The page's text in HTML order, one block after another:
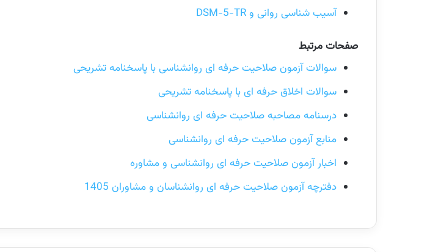
آسیب شناسی روانی و DSM-5-TR
صفحات مرتبط
سوالات آزمون صلاحیت حرفه ای روانشناسی با پاسخنامه تشریحی
سوالات اخلاق حرفه ای با پاسخنامه تشریحی
درسنامه مصاحبه صلاحیت حرفه ای روانشناسی
منابع آزمون صلاحیت حرفه ای روانشناسی
اخبار آزمون صلاحیت حرفه ای روانشناسی و مشاوره
دفترچه آزمون صلاحیت حرفه ای روانشناسان و مشاوران 1405